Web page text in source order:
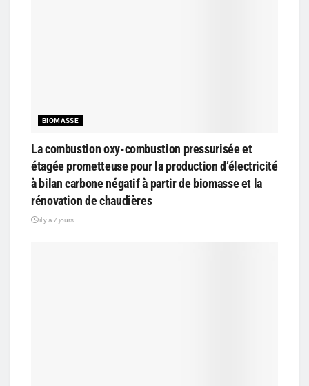
BIOMASSE
La combustion oxy-combustion pressurisée et
étagée prometteuse pour la production d’électricité
à bilan carbone négatif à partir de biomasse et la
rénovation de chaudières
il y a 7 jours